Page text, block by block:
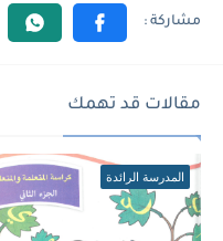
مقالات قد تهمك
المدرسة الرائدة